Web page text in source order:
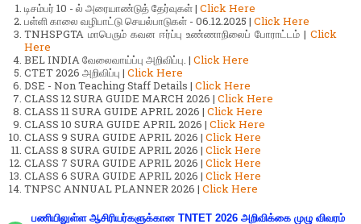
டிசம்பர் 10 - ல் அரையாண்டுத் தேர்வுகள் | Click Here
பள்ளி காலை வழிபாட்டு செயல்பாடுகள் - 06.12.2025 | Click Here
TNHSPGTA மாபெரும் கவன ஈர்ப்பு உண்ணாநிலைப் போராட்டம் | Click
Here
BEL INDIA வேலைவாய்ப்பு அறிவிப்பு. | Click Here
CTET 2026 அறிவிப்பு | Click Here
DSE - Non Teaching Staff Details | Click Here
CLASS 12 SURA GUIDE MARCH 2026 | Click Here
CLASS 11 SURA GUIDE APRIL 2026 | Click Here
CLASS 10 SURA GUIDE APRIL 2026 | Click Here
CLASS 9 SURA GUIDE APRIL 2026 | Click Here
CLASS 8 SURA GUIDE APRIL 2026 | Click Here
CLASS 7 SURA GUIDE APRIL 2026 | Click Here
CLASS 6 SURA GUIDE APRIL 2026 | Click Here
TNPSC ANNUAL PLANNER 2026 | Click Here
பணியிலுள்ள ஆசிரியர்களுக்கான TNTET 2026 அறிவிக்கை முழு விவரம்